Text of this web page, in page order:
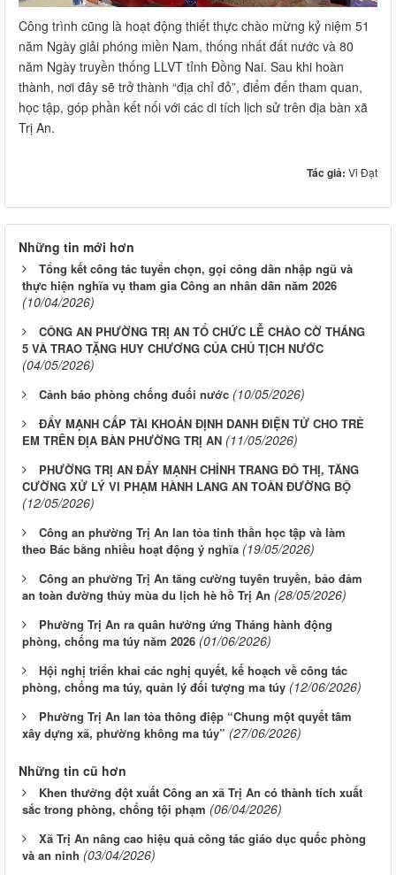
Công trình cũng là hoạt động thiết thực chào mừng kỷ niệm 51
năm Ngày giải phóng miền Nam, thống nhất đất nước và 80
năm Ngày truyền thống LLVT tỉnh Đồng Nai. Sau khi hoàn
thành, nơi đây sẽ trở thành “địa chỉ đỏ”, điểm đến tham quan,
học tập, góp phần kết nối với các di tích lịch sử trên địa bàn xã
Trị An.
Tác giả: Vi Đạt
Những tin mới hơn
Tổng kết công tác tuyển chọn, gọi công dân nhập ngũ và
thực hiện nghĩa vụ tham gia Công an nhân dân năm 2026
(10/04/2026)
CÔNG AN PHƯỜNG TRỊ AN TỔ CHỨC LỄ CHÀO CỜ THÁNG
5 VÀ TRAO TẶNG HUY CHƯƠNG CỦA CHỦ TỊCH NƯỚC
(04/05/2026)
Cảnh báo phòng chống đuối nước (10/05/2026)
ĐẨY MẠNH CẤP TÀI KHOẢN ĐỊNH DANH ĐIỆN TỬ CHO TRẺ
EM TRÊN ĐỊA BÀN PHƯỜNG TRỊ AN (11/05/2026)
PHƯỜNG TRỊ AN ĐẨY MẠNH CHỈNH TRANG ĐÔ THỊ, TĂNG
CƯỜNG XỬ LÝ VI PHẠM HÀNH LANG AN TOÀN ĐƯỜNG BỘ
(12/05/2026)
Công an phường Trị An lan tỏa tinh thần học tập và làm
theo Bác bằng nhiều hoạt động ý nghĩa (19/05/2026)
Công an phường Trị An tăng cường tuyên truyền, bảo đảm
an toàn đường thủy mùa du lịch hè hồ Trị An (28/05/2026)
Phường Trị An ra quân hưởng ứng Tháng hành động
phòng, chống ma túy năm 2026 (01/06/2026)
Hội nghị triển khai các nghị quyết, kế hoạch về công tác
phòng, chống ma túy, quản lý đối tượng ma túy (12/06/2026)
Phường Trị An lan tỏa thông điệp “Chung một quyết tâm
xây dựng xã, phường không ma túy” (27/06/2026)
Những tin cũ hơn
Khen thưởng đột xuất Công an xã Trị An có thành tích xuất
sắc trong phòng, chống tội phạm (06/04/2026)
Xã Trị An nâng cao hiệu quả công tác giáo dục quốc phòng
và an ninh (03/04/2026)